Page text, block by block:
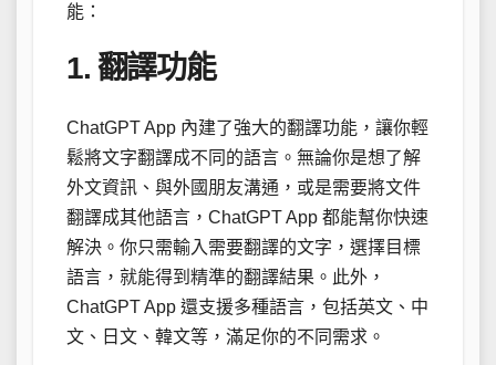
能：
1. 翻譯功能
ChatGPT App 內建了強大的翻譯功能，讓你輕
鬆將文字翻譯成不同的語言。無論你是想了解
外文資訊、與外國朋友溝通，或是需要將文件
翻譯成其他語言，ChatGPT App 都能幫你快速
解決。你只需輸入需要翻譯的文字，選擇目標
語言，就能得到精準的翻譯結果。此外，
ChatGPT App 還支援多種語言，包括英文、中
文、日文、韓文等，滿足你的不同需求。